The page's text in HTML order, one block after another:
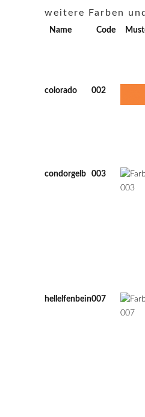
weitere Farben
Name Code
colorado
002
condorgelb
003
hellelfenbein007